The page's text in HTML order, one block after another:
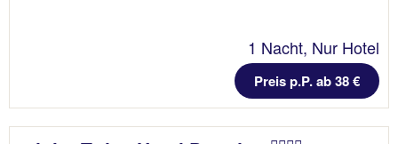
1 Nacht, Nur Hotel
Preis p.P. ab 38 €